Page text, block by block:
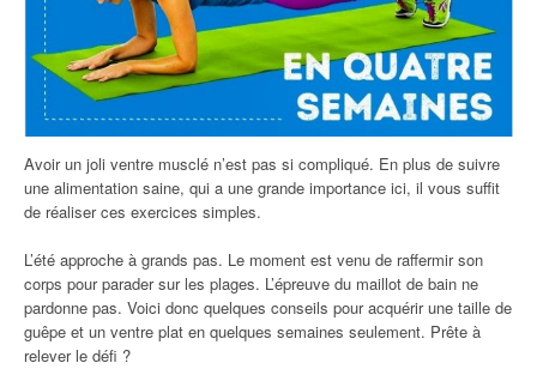
Avoir un joli ventre musclé n’est pas si compliqué. En plus de suivre
une alimentation saine, qui a une grande importance ici, il vous suffit
de réaliser ces exercices simples.
L’été approche à grands pas. Le moment est venu de raffermir son
corps pour parader sur les plages. L’épreuve du maillot de bain ne
pardonne pas. Voici donc quelques conseils pour acquérir une taille de
guêpe et un ventre plat en quelques semaines seulement. Prête à
relever le défi ?